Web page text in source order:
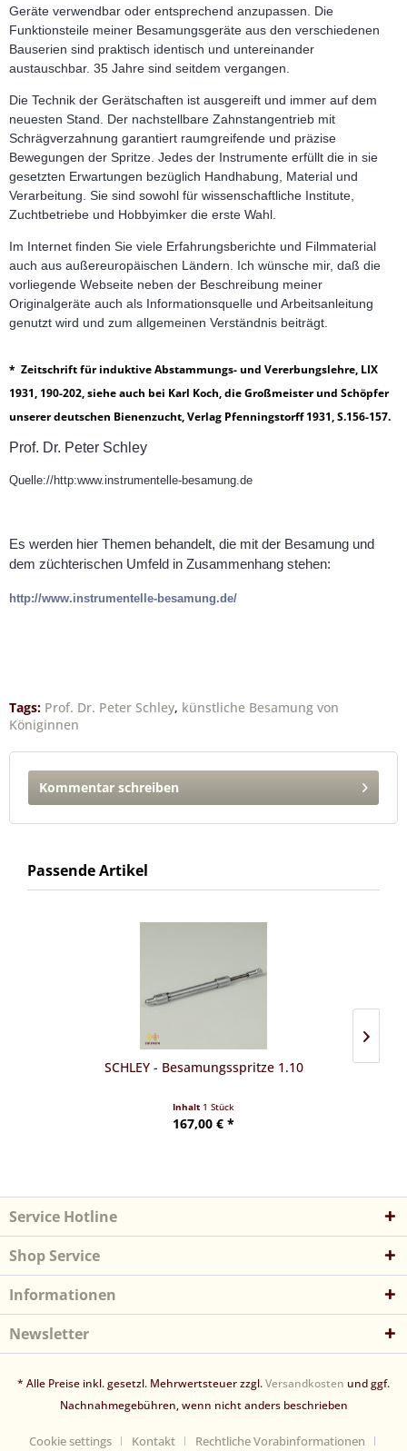
Geräte verwendbar oder entsprechend anzupassen. Die
Funktionsteile meiner Besamungsgeräte aus den verschiedenen
Bauserien sind praktisch identisch und untereinander
austauschbar. 35 Jahre sind seitdem vergangen.
Die Technik der Gerätschaften ist ausgereift und immer auf dem
neuesten Stand. Der nachstellbare Zahnstangentrieb mit
Schrägverzahnung garantiert raumgreifende und präzise
Bewegungen der Spritze. Jedes der Instrumente erfüllt die in sie
gesetzten Erwartungen bezüglich Handhabung, Material und
Verarbeitung. Sie sind sowohl für wissenschaftliche Institute,
Zuchtbetriebe und Hobbyimker die erste Wahl.
Im Internet finden Sie viele Erfahrungsberichte und Filmmaterial
auch aus außereuropäischen Ländern. Ich wünsche mir, daß die
vorliegende Webseite neben der Beschreibung meiner
Originalgeräte auch als Informationsquelle und Arbeitsanleitung
genutzt wird und zum allgemeinen Verständnis beiträgt.
* Zeitschrift für induktive Abstammungs- und Vererbungslehre, LIX
1931, 190-202, siehe auch bei Karl Koch, die Großmeister und Schöpfer
unserer deutschen Bienenzucht, Verlag Pfenningstorff 1931, S.156-157.
Prof. Dr. Peter Schley
Quelle://http:www.instrumentelle-besamung.de
Es werden hier Themen behandelt, die mit der Besamung und
dem züchterischen Umfeld in Zusammenhang stehen:
http://www.instrumentelle-besamung.de/
Tags: Prof. Dr. Peter Schley, künstliche Besamung von
Königinnen
Kommentar schreiben
Passende Artikel
SCHLEY - Besamungsspritze 1.10
Inhalt 1 Stück
167,00 € *
Service Hotline
Shop Service
Informationen
Newsletter
* Alle Preise inkl. gesetzl. Mehrwertsteuer zzgl.Versandkosten und ggf.
Nachnahmegebühren, wenn nicht anders beschrieben
Cookie settings Kontakt Rechtliche Vorabinformationen